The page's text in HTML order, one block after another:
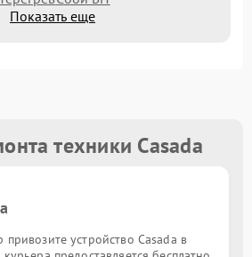
Показать еще
техники Casada
устройство Casada в